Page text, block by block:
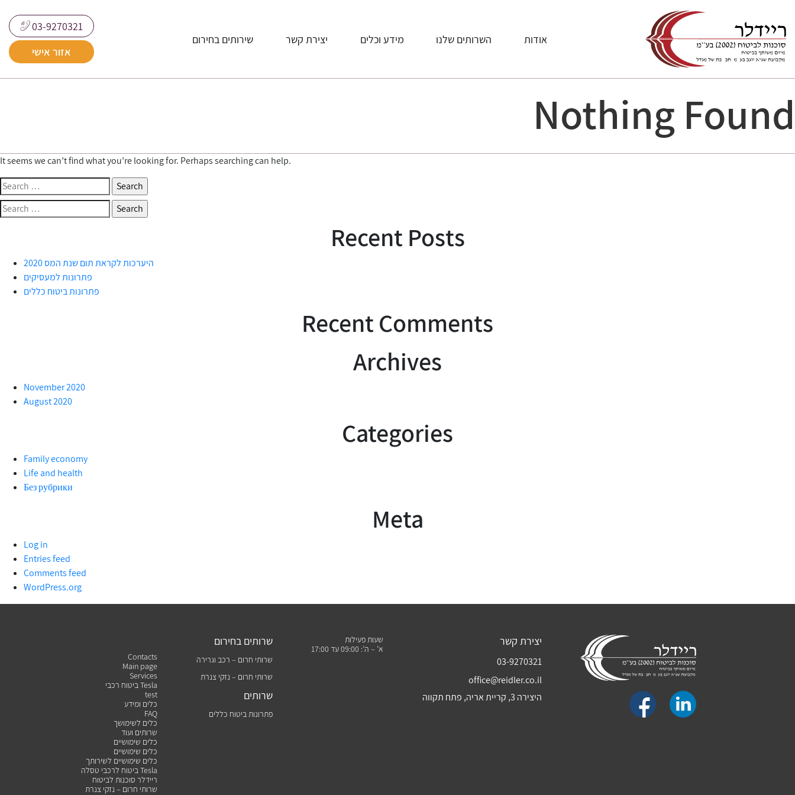
03-9270321
אזור אישי
אודות השרותים שלנו מידע וכלים יצירת קשר שירותים בחירום
Nothing Found
It seems we can’t find what you’re looking for. Perhaps searching can help.
Search
for:
Search
for:
Recent Posts
היערכות לקראת תום שנת המס 2020
פתרונות למעסיקים
פתרונות ביטוח כללים
Recent Comments
Archives
November 2020
August 2020
Categories
Family economy
Life and health
Без рубрики
Meta
Log in
Entries feed
Comments feed
WordPress.org
Contacts
Main page
Services
ביטוח רכבי Tesla
test
כלים ומידע
FAQ
כלים לשימושך
שרותים ועוד
כלים שימושיים
כלים שימושיים
כלים שימושיים לשירותך
ביטוח לרכבי טסלה Tesla
ריידלר סוכנות לביטוח
שרותי חרום – נזקי צנרת
שרותים בחירום
שרותי חרום – רכב וגרירה
שרותי חרום – נזקי צנרת
שרותים
פתרונות ביטוח כללים
שעות פעילות
א’ – ה’: 09:00 עד 17:00
יצירת קשר
03-9270321
office@reidler.co.il
היצירה 3, קריית אריה, פתח תקווה